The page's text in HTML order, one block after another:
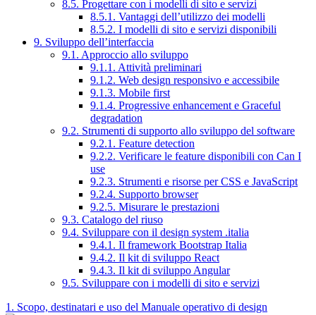
8.5. Progettare con i modelli di sito e servizi
8.5.1. Vantaggi dell’utilizzo dei modelli
8.5.2. I modelli di sito e servizi disponibili
9. Sviluppo dell’interfaccia
9.1. Approccio allo sviluppo
9.1.1. Attività preliminari
9.1.2. Web design responsivo e accessibile
9.1.3. Mobile first
9.1.4. Progressive enhancement e Graceful
degradation
9.2. Strumenti di supporto allo sviluppo del software
9.2.1. Feature detection
9.2.2. Verificare le feature disponibili con Can I
use
9.2.3. Strumenti e risorse per CSS e JavaScript
9.2.4. Supporto browser
9.2.5. Misurare le prestazioni
9.3. Catalogo del riuso
9.4. Sviluppare con il design system .italia
9.4.1. Il framework Bootstrap Italia
9.4.2. Il kit di sviluppo React
9.4.3. Il kit di sviluppo Angular
9.5. Sviluppare con i modelli di sito e servizi
1. Scopo, destinatari e uso del Manuale operativo di design